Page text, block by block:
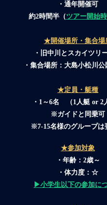
・通年開催可
​約2時間半（ツアー開始
★開催場所・集合場
・旧中川とスカイツリ
・集合場所：大島小松川
★定員・艇種
・1～6名 （1人艇 or 2
※ガイドと同乗可
※7-15名様のグループは
★参加対象
・年齢：2歳～
・体力度：☆
​▶小学生以下の参加に